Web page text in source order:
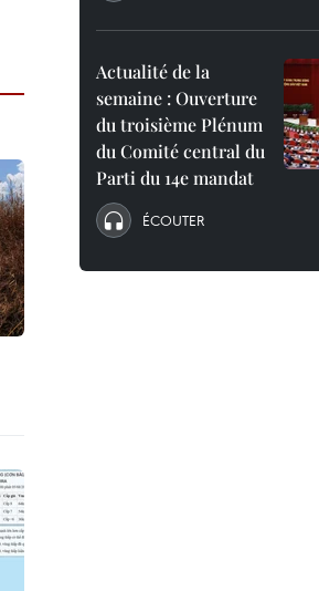
Actualité de la
semaine : Ouverture
du troisième Plénum
du Comité central du
Parti du 14e mandat
ÉCOUTER